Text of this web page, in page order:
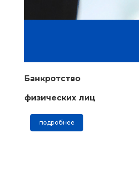
Банкротство
физических лиц
подробнее